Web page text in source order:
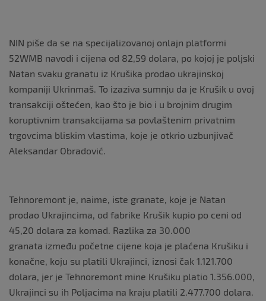
NIN piše da se na specijalizovanoj onlajn platformi
52WMB navodi i cijena od 82,59 dolara, po kojoj je poljski
Natan svaku granatu iz Кrušika prodao ukrajinskoj
kompaniji Ukrinmaš. To izaziva sumnju da je Кrušik u ovoj
transakciji oštećen, kao što je bio i u brojnim drugim
koruptivnim transakcijama sa povlaštenim privatnim
trgovcima bliskim vlastima, koje je otkrio uzbunjivač
Aleksandar Obradović.
Tehnoremont je, naime, iste granate, koje je Natan
prodao Ukrajincima, od fabrike Кrušik kupio po ceni od
45,20 dolara za komad. Razlika za 30.000
granata između početne cijene koja je plaćena Кrušiku i
konačne, koju su platili Ukrajinci, iznosi čak 1.121.700
dolara, jer je Tehnoremont mine Кrušiku platio 1.356.000,
Ukrajinci su ih Poljacima na kraju platili 2.477.700 dolara.